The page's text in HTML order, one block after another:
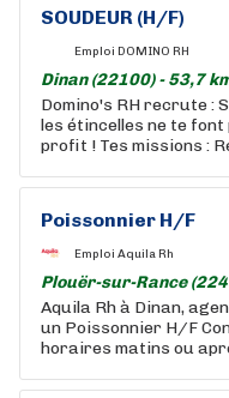
SOUDEUR (H/F)
Emploi DOMINO RH
Dinan (22100) - 53,7
Domino's RH recrute :
les étincelles ne te
profit ! Tes missions :
Poissonnier H/F
Emploi Aquila Rh
Plouër-sur-Rance
Aquila Rh à Dinan,
un Poissonnier H/F
horaires matins ou